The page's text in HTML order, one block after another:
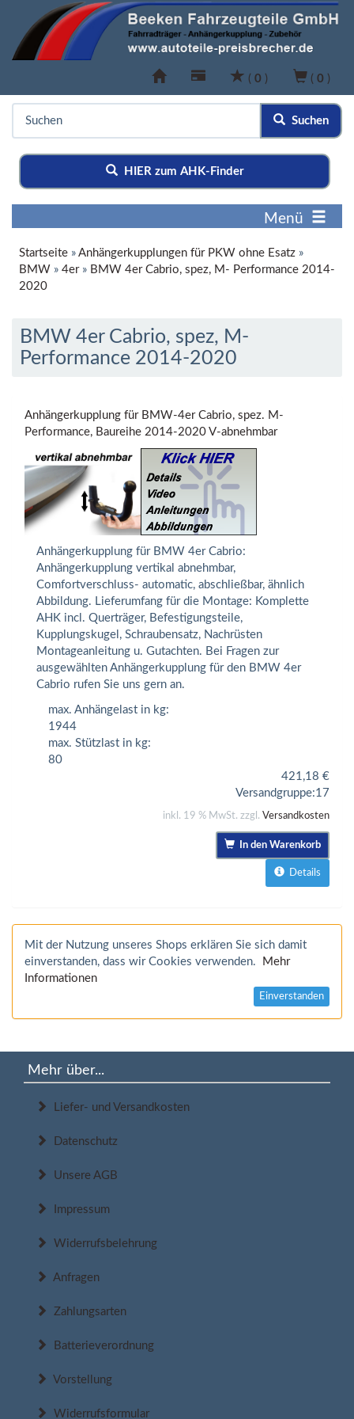
( 0 ) ( 0 )
Suchen
HIER zum AHK-Finder
Menü
Startseite » Anhängerkupplungen für PKW ohne Esatz »
BMW » 4er» BMW 4er Cabrio, spez, M- Performance 2014-
2020
BMW 4er Cabrio, spez, M-
Performance 2014-2020
Anhängerkupplung für BMW-4er Cabrio, spez. M-
Performance, Baureihe 2014-2020 V-abnehmbar
Anhängerkupplung für BMW 4er Cabrio:
Anhängerkupplung vertikal abnehmbar,
Comfortverschluss- automatic, abschließbar, ähnlich
Abbildung. Lieferumfang für die Montage: Komplette
AHK incl. Querträger, Befestigungsteile,
Kupplungskugel, Schraubensatz, Nachrüsten
Montageanleitung u. Gutachten. Bei Fragen zur
ausgewählten Anhängerkupplung für den BMW 4er
Cabrio rufen Sie uns gern an.
max. Anhängelast in kg:
1944
max. Stützlast in kg:
80
421,18 €
Versandgruppe:17
inkl. 19 % MwSt. zzgl. Versandkosten
In den Warenkorb
Details
Mit der Nutzung unseres Shops erklären Sie sich damit
einverstanden, dass wir Cookies verwenden.
Mehr
Informationen
Einverstanden
Mehr über...
Liefer- und Versandkosten
Datenschutz
Unsere AGB
Impressum
Widerrufsbelehrung
Anfragen
Zahlungsarten
Batterieverordnung
Vorstellung
Widerrufsformular